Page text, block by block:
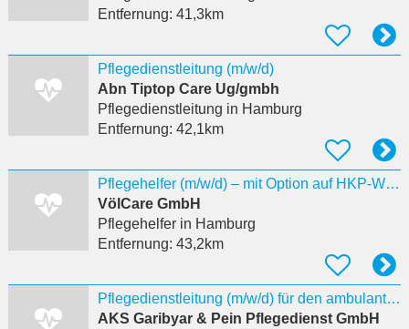
Entfernung: 41,3km
Pflegedienstleitung (m/w/d)
Abn Tiptop Care Ug/gmbh
Pflegedienstleitung in Hamburg
Entfernung: 42,1km
Pflegehelfer (m/w/d) – mit Option auf HKP-Weiterbildung
VölCare GmbH
Pflegehelferin Hamburg
Entfernung: 43,2km
Pflegedienstleitung (m/w/d) für den ambulanten Pflegedienst gesucht
AKS Garibyar & Pein Pflegedienst GmbH